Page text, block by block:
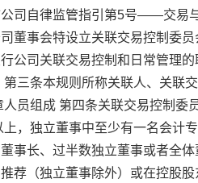
司自律监管指引第5号——交易
董事会特设立关联交易控制委
公司关联交易控制和日常管理
三条本规则所称关联人、关联
员组成 第四条关联交易控制委
，独立董事中至少有一名会计
事长、过半数独立董事或者全
荐（独立董事除外）或在控股